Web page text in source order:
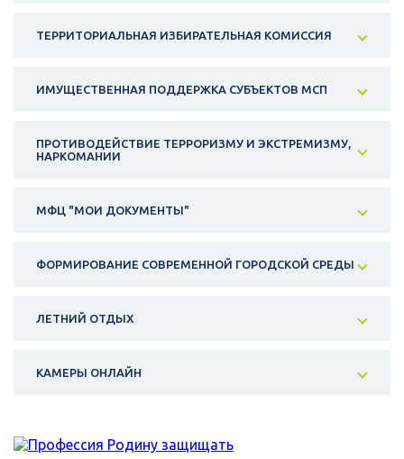
ТЕРРИТОРИАЛЬНАЯ ИЗБИРАТЕЛЬНАЯ КОМИССИЯ
ИМУЩЕСТВЕННАЯ ПОДДЕРЖКА СУБЪЕКТОВ МСП
ПРОТИВОДЕЙСТВИЕ ТЕРРОРИЗМУ И ЭКСТРЕМИЗМУ,
НАРКОМАНИИ
МФЦ "МОИ ДОКУМЕНТЫ"
ФОРМИРОВАНИЕ СОВРЕМЕННОЙ ГОРОДСКОЙ СРЕДЫ
ЛЕТНИЙ ОТДЫХ
КАМЕРЫ ОНЛАЙН